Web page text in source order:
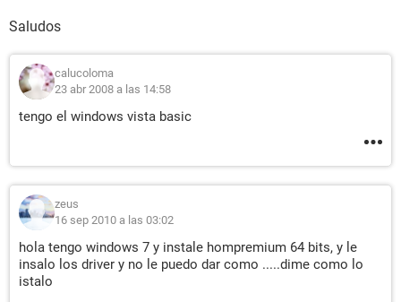
Saludos
calucoloma
23 abr 2008 a las 14:58
tengo el windows vista basic
zeus
16 sep 2010 a las 03:02
hola tengo windows 7 y instale hompremium 64 bits, y le
insalo los driver y no le puedo dar como .....dime como lo
istalo